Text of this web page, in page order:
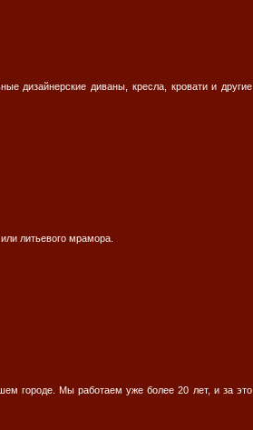
дизайнерские диваны, кресла, кровати и другие
литьевого мрамора.
городе. Мы работаем уже более 20 лет, и за это